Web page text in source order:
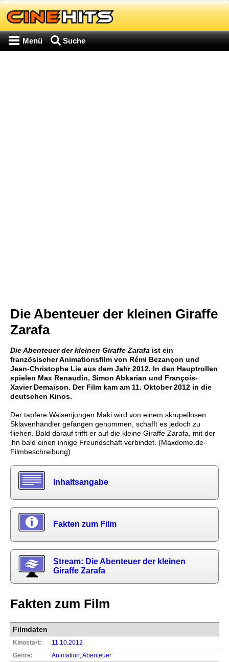
Menü Suche
Die Abenteuer der kleinen Giraffe
Zarafa
Die Abenteuer der kleinen Giraffe Zarafa ist ein
französischer Animationsfilm von Rémi Bezançon und
Jean-Christophe Lie aus dem Jahr 2012. In den Hauptrollen
spielen Max Renaudin, Simon Abkarian und François-
Xavier Demaison. Der Film kam am 11. Oktober 2012 in die
deutschen Kinos.
Der tapfere Waisenjungen Maki wird von einem skrupellosen
Sklavenhändler gefangen genommen, schafft es jedoch zu
fliehen. Bald darauf trifft er auf die kleine Giraffe Zarafa, mit der
ihn bald einen innige Freundschaft verbindet. (Maxdome.de-
Filmbeschreibung)
Inhaltsangabe
Fakten zum Film
Stream: Die Abenteuer der kleinen
Giraffe Zarafa
Fakten zum Film
Filmdaten
Kinostart:
11.10.2012
Genre:
Animation,Abenteuer